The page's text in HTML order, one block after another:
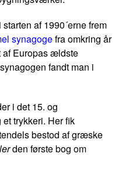
af 1990´erne frem
synagogefra omkring år
af Europas ældste
fandt man i
i det 15. og
trykkeri. Her fik
bestod af græske
den første bog om